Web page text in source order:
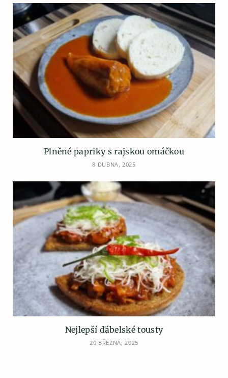
Plněné papriky s rajskou omáčkou
8 DUBNA, 2025
Nejlepší ďábelské tousty
20 BŘEZNA, 2025